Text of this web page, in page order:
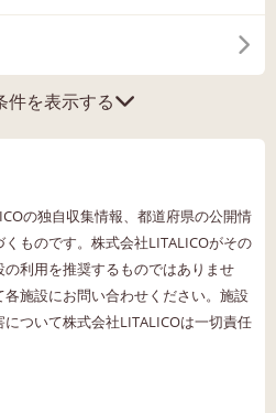
件を表示する
の独自収集情報、都道府県の公開情
ものです。株式会社LITALICOがその
利用を推奨するものではありませ
施設にお問い合わせください。施設
ついて株式会社LITALICOは一切責任